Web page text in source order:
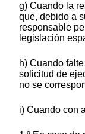
g) Cuando la
que, debido a
responsable
legislación
h) Cuando
solicitud de
no se
i) Cuando con